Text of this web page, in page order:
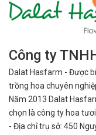
Công ty
Dalat Hasfarm - Được
trồng hoa chuyên
Năm 2013 Dalat
chọn là công ty hoa
- Địa chỉ trụ sở: 450